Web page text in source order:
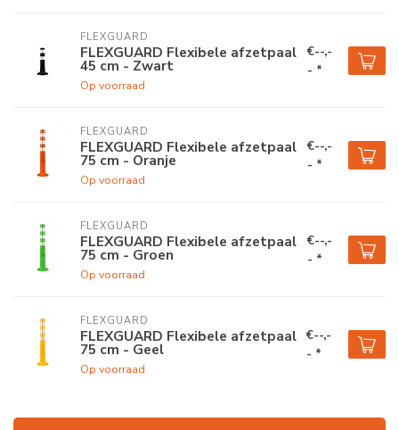
FLEXGUARD
FLEXGUARD Flexibele afzetpaal
45 cm - Zwart
Op voorraad
€--,-
- *
FLEXGUARD
FLEXGUARD Flexibele afzetpaal
75 cm - Oranje
Op voorraad
€--,-
- *
FLEXGUARD
FLEXGUARD Flexibele afzetpaal
75 cm - Groen
Op voorraad
€--,-
- *
FLEXGUARD
FLEXGUARD Flexibele afzetpaal
75 cm - Geel
Op voorraad
€--,-
- *